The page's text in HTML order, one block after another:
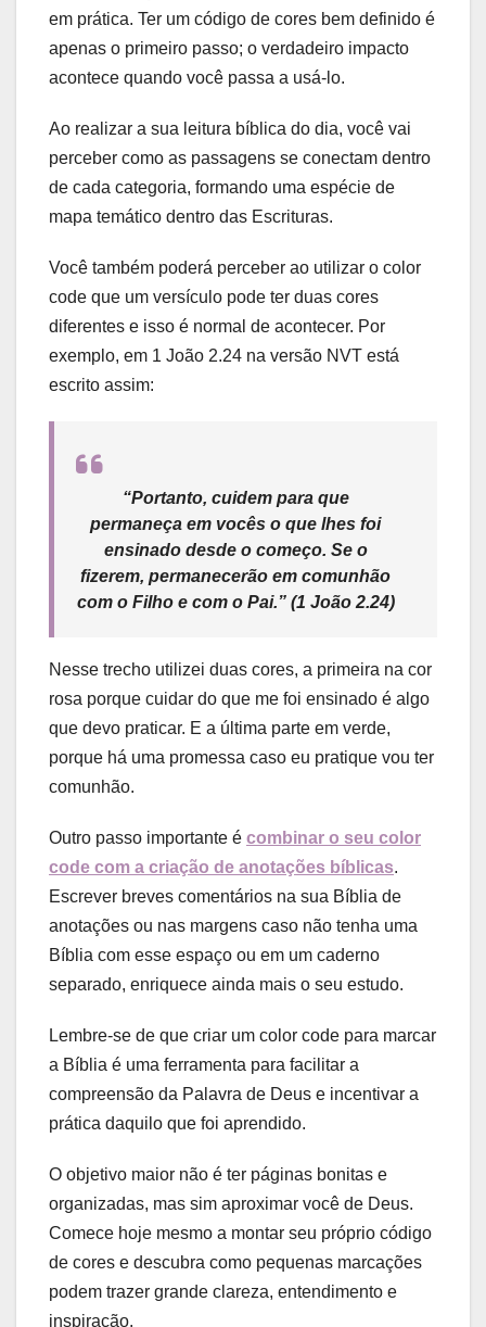
em prática. Ter um código de cores bem definido é
apenas o primeiro passo; o verdadeiro impacto
acontece quando você passa a usá-lo.
Ao realizar a sua leitura bíblica do dia, você vai
perceber como as passagens se conectam dentro
de cada categoria, formando uma espécie de
mapa temático dentro das Escrituras.
Você também poderá perceber ao utilizar o color
code que um versículo pode ter duas cores
diferentes e isso é normal de acontecer. Por
exemplo, em 1 João 2.24 na versão NVT está
escrito assim:
“Portanto, cuidem para que
permaneça em vocês o que lhes foi
ensinado desde o começo. Se o
fizerem, permanecerão em comunhão
com o Filho e com o Pai.” (1 João 2.24)
Nesse trecho utilizei duas cores, a primeira na cor
rosa porque cuidar do que me foi ensinado é algo
que devo praticar. E a última parte em verde,
porque há uma promessa caso eu pratique vou ter
comunhão.
Outro passo importante é combinar o seu color
code com a criação de anotações bíblicas.
Escrever breves comentários na sua Bíblia de
anotações ou nas margens caso não tenha uma
Bíblia com esse espaço ou em um caderno
separado, enriquece ainda mais o seu estudo.
Lembre-se de que criar um color code para marcar
a Bíblia é uma ferramenta para facilitar a
compreensão da Palavra de Deus e incentivar a
prática daquilo que foi aprendido.
O objetivo maior não é ter páginas bonitas e
organizadas, mas sim aproximar você de Deus.
Comece hoje mesmo a montar seu próprio código
de cores e descubra como pequenas marcações
podem trazer grande clareza, entendimento e
inspiração.